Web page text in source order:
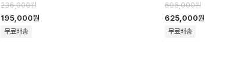
236,000원
195,000원
무료배송
696,000원
625,000원
무료배송